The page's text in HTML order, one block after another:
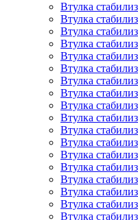
Втулка
Втулка
Втулка
Втулка
Втулка
Втулка
Втулка
Втулка
Втулка
Втулка
Втулка
Втулка
Втулка
Втулка
Втулка
Втулка
Втулка
Втулка